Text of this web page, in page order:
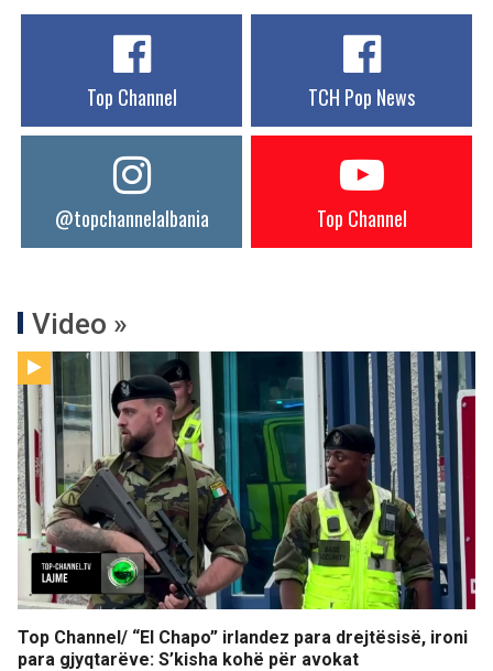
Top Channel TCH Pop News
@topchannelalbania Top Channel
Video »
Top Channel/ “El Chapo” irlandez para drejtësisë, ironi
para gjyqtarëve: S’kisha kohë për avokat